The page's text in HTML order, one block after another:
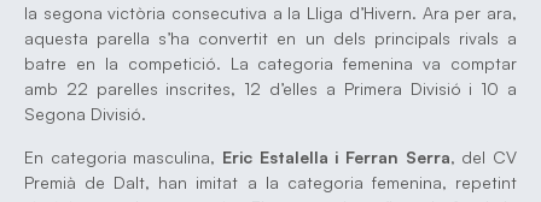
la segona victòria consecutiva a la Lliga d’Hivern. Ara per ara,
aquesta parella s’ha convertit en un dels principals rivals a
batre en la competició. La categoria femenina va comptar
amb 22 parelles inscrites, 12 d’elles a Primera Divisió i 10 a
Segona Divisió.
En categoria masculina, Eric Estalella i Ferran Serra, del CV
Premià de Dalt, han imitat a la categoria femenina, repetint